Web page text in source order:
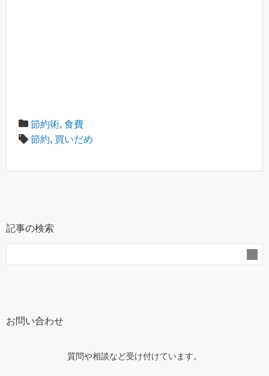
節約術, 食費
節約, 買いだめ
記事の検索
お問い合わせ
質問や相談など受け付けています。